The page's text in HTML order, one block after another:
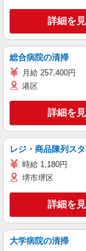
詳細を
総合病院の清掃
月給 257,400円
港区
詳細を
レジ・商品陳列ス
時給 1,180円
堺市堺区
詳細を
大学病院の清掃